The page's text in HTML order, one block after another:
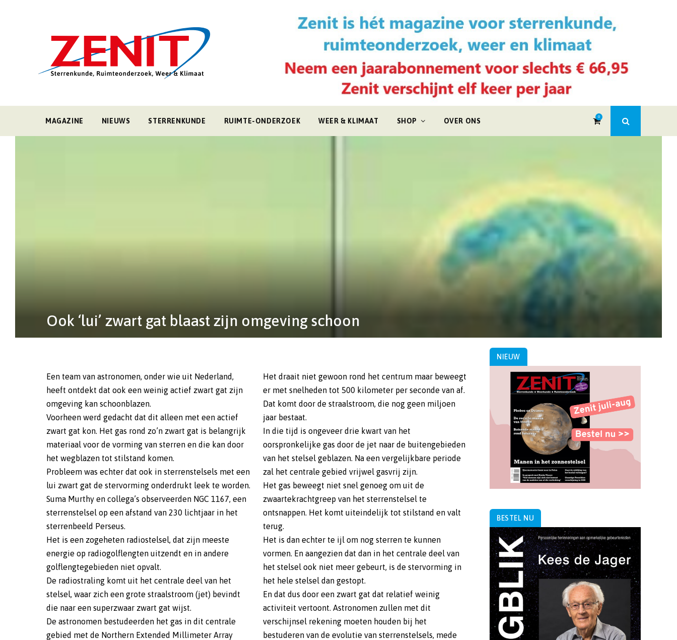
MAGAZINE NIEUWS STERRENKUNDE RUIMTE-ONDERZOEK WEER & KLIMAAT SHOP OVER ONS
0
Ook ‘lui’ zwart gat blaast zijn omgeving schoon
Een team van astronomen, onder wie uit Nederland,
heeft ontdekt dat ook een weinig actief zwart gat zijn
omgeving kan schoonblazen.
Voorheen werd gedacht dat dit alleen met een actief
zwart gat kon. Het gas rond zo’n zwart gat is belangrijk
materiaal voor de vorming van sterren en die kan door
het wegblazen tot stilstand komen.
Probleem was echter dat ook in sterrenstelsels met een
lui zwart gat de stervorming onderdrukt leek te worden.
Suma Murthy en collega’s observeerden NGC 1167, een
sterrenstelsel op een afstand van 230 lichtjaar in het
sterrenbeeld Perseus.
Het is een zogeheten radiostelsel, dat zijn meeste
energie op radiogolflengten uitzendt en in andere
golflengtegebieden niet opvalt.
De radiostraling komt uit het centrale deel van het
stelsel, waar zich een grote straalstroom (jet) bevindt
die naar een superzwaar zwart gat wijst.
De astronomen bestudeerden het gas in dit centrale
gebied met de Northern Extended Millimeter Array
Het draait niet gewoon rond het centrum maar beweegt
er met snelheden tot 500 kilometer per seconde van af.
Dat komt door de straalstroom, die nog geen miljoen
jaar bestaat.
In die tijd is ongeveer drie kwart van het
oorspronkelijke gas door de jet naar de buitengebieden
van het stelsel geblazen. Na een vergelijkbare periode
zal het centrale gebied vrijwel gasvrij zijn.
Het gas beweegt niet snel genoeg om uit de
zwaartekrachtgreep van het sterrenstelsel te
ontsnappen. Het komt uiteindelijk tot stilstand en valt
terug.
Het is dan echter te ijl om nog sterren te kunnen
vormen. En aangezien dat dan in het centrale deel van
het stelsel ook niet meer gebeurt, is de stervorming in
het hele stelsel dan gestopt.
En dat dus door een zwart gat dat relatief weinig
activiteit vertoont. Astronomen zullen met dit
verschijnsel rekening moeten houden bij het
bestuderen van de evolutie van sterrenstelsels, mede
NIEUW
BESTEL NU